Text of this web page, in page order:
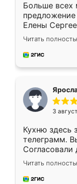
Больше всех
Елены
короткие
для замера
предложил
Читать
3
Кухню здесь
телеграмм.
Согласовали
недели
довольны
мебель за
Читать